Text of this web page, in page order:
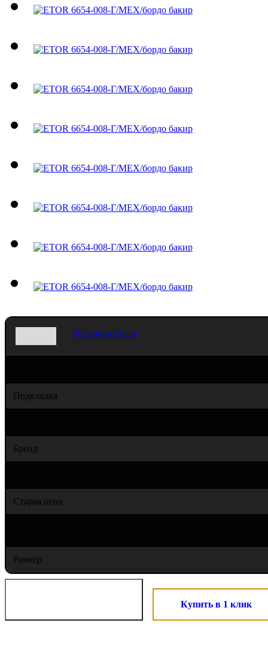
Оставить отзыв
Подкладка
Бренд
Старая цена
Размер
Купить в 1 клик